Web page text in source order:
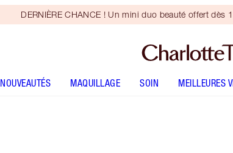
DERNIÈRE CHANCE ! Un mini duo beauté offert
NOUVEAUTÉS MAQUILLAGE SOIN MEILLEURES